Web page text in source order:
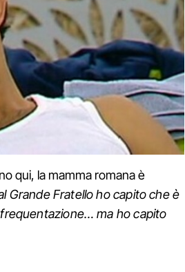
qui, la mamma romana è
Grande Fratello ho capito che è
ma ho capito